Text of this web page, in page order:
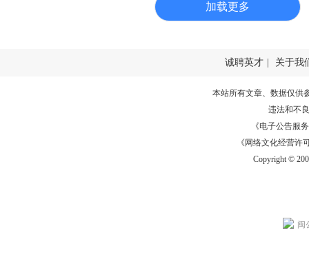
加载更多
诚聘英才 关于我
本站所有文章、数据仅供
违法和不
《电子公告服务
《网络文化经营许
Copyright ©
闽